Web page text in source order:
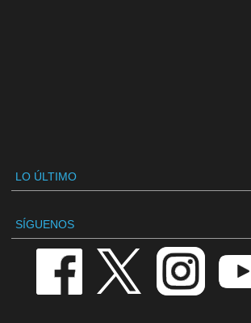
LO ÚLTIMO
SÍGUENOS